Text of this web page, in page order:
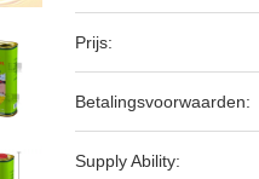
Prijs:
Betalingsvoorwaarden:
Supply Ability: